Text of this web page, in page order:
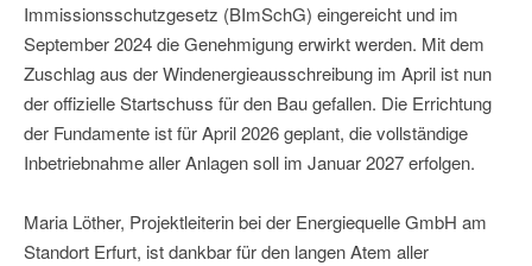
Immissionsschutzgesetz (BImSchG) eingereicht und im
September 2024 die Genehmigung erwirkt werden. Mit dem
Zuschlag aus der Windenergieausschreibung im April ist nun
der offizielle Startschuss für den Bau gefallen. Die Errichtung
der Fundamente ist für April 2026 geplant, die vollständige
Inbetriebnahme aller Anlagen soll im Januar 2027 erfolgen.
Maria Löther, Projektleiterin bei der Energiequelle GmbH am
Standort Erfurt, ist dankbar für den langen Atem aller